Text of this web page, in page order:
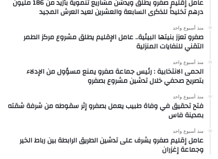
عامل إقليم صفرو يطلق ويدشن مشاريع تنموية بأزيد من 186 مليون
درهم تخليداً للذكرى السابعة والعشرين لعيد العرش المجيد
منذ أسبوع واحد
صفرو تعزز بنيتها البيئية.. عامل الإقليم يطلق مشروع مركز الطمر
التقني للنفايات المنزلية
منذ أسبوع واحد
الحمى الانتخابية : رئيس جماعة صفرو يمنع مسؤول من الإدلاء
بتصريح صحفي خلال تدشين مشروع بصفرو
منذ أسبوع واحد
فتح تحقيق في وفاة طبيب يعمل بصفرو إثر سقوطه من شرفة شقته
بمدينة فاس
منذ أسبوع واحد
عامل إقليم صفرو يشرف على تدشين الطريق الرابطة بين رباط الخير
وجماعة إغزران